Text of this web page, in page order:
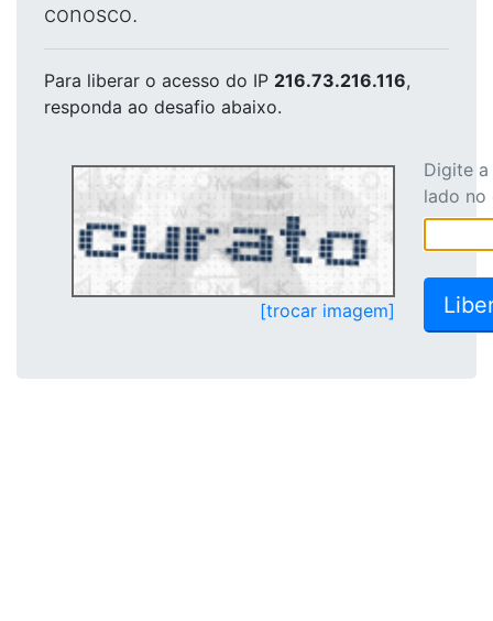
conosco.
Para liberar o acesso do IP 216.73.216.116,
responda ao desafio abaixo.
[trocar imagem]
Digite
lado no